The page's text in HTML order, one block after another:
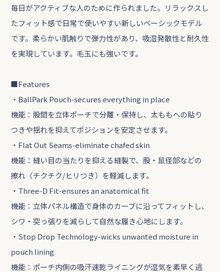
毎日がアクティブな人のために作られました。リラックスし
たフィット感で日常で使いやすい新しいベーシックモデル
です。柔らかい肌触りで弾力性があり、吸湿発散性と耐久性
を実現しています。毛玉にも強いです。
■Features
・BallPark Pouch-secures everything in place
機能：股間を立体ポーチで分離・保持し、太ももへの貼り
つきや揺れを抑えてポジションを安定させます。
・Flat Out Seams-eliminate chafed skin
機能：縫い目の当たりを抑える縫製で、股・鼠径部などの
擦れ（チクチク/ヒリつき）を軽減します。
・Three-D Fit-ensures an anatomical fit
機能：立体パネル構造で身体のカーブに沿ってフィットし、
シワ・突っ張りを減らして自然な履き心地にします。
・Stop Drop Technology-wicks unwanted moisture in
pouch lining
機能：ポーチ内側の吸汗速乾ライニングが湿気を素早く逃